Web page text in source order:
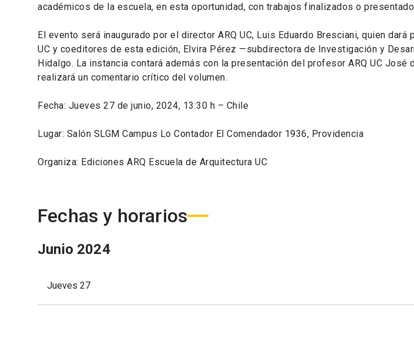
académicos de la escuela, en esta oportunidad, con trabajos finalizados o
El evento será inaugurado por el director ARQ UC, Luis Eduardo Bresciani, quien
UC y coeditores de esta edición, Elvira Pérez —subdirectora de Investigación y
Hidalgo. La instancia contará además con la presentación del profesor ARQ UC José
realizará un comentario crítico del volumen.
Fecha: Jueves 27 de junio, 2024, 13:30 h – Chile
Lugar: Salón SLGM Campus Lo Contador El Comendador 1936, Providencia
Organiza: Ediciones ARQ Escuela de Arquitectura UC
Fechas y horarios
Junio 2024
Jueves 27